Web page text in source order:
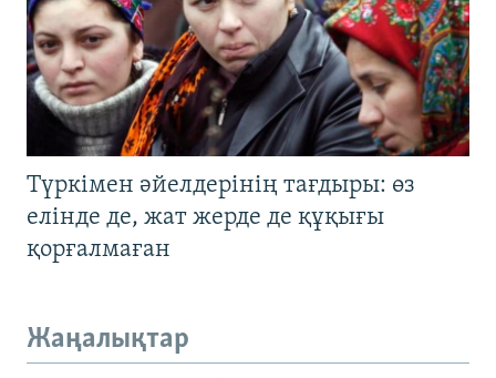
Түркімен әйелдерінің тағдыры: өз
елінде де, жат жерде де құқығы
қорғалмаған
Жаңалықтар